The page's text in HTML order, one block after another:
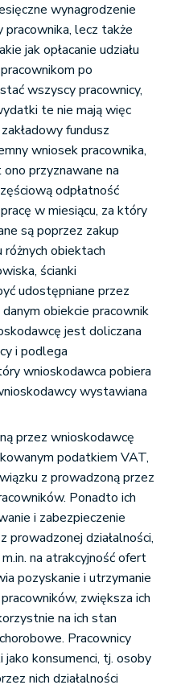
wynagrodzenie
pracownika, lecz także
jak opłacanie udziału
po
wszyscy pracownicy,
te nie mają więc
fundusz
wniosek pracownika,
przyznawane na
odpłatność
w miesiącu, za który
są poprzez zakup
obiektach
ścianki
udostępniane przez
obiekcie pracownik
jest doliczana
i podlega
wnioskodawca pobiera
wystawiana
przez wnioskodawcę
podatkiem VAT,
z prowadzoną przez
Ponadto ich
i zabezpieczenie
prowadzonej działalności,
na atrakcyjność ofert
pozyskanie i utrzymanie
zwiększa ich
na ich stan
Pracownicy
konsumenci, tj. osoby
nich działalności